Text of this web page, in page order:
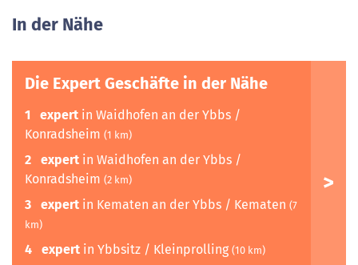
In der Nähe
Die Expert Geschäfte in der Nähe
1 expert in Waidhofen an der Ybbs /
Konradsheim (1 km)
2 expert in Waidhofen an der Ybbs /
Konradsheim (2 km)
3 expert in Kematen an der Ybbs / Kematen (7
km)
4 expert in Ybbsitz / Kleinprolling (10 km)